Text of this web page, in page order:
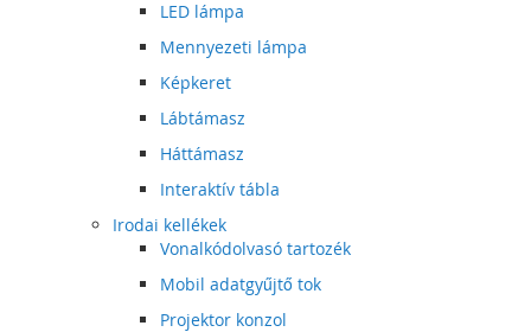
LED lámpa
Mennyezeti lámpa
Képkeret
Lábtámasz
Háttámasz
Interaktív tábla
Irodai kellékek
Vonalkódolvasó tartozék
Mobil adatgyűjtő tok
Projektor konzol